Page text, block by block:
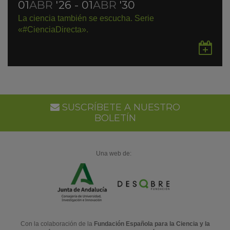
01ABR '26 - 01ABR '30
La ciencia también se escucha. Serie
«#CienciaDirecta».
en
SUSCRÍBETE A NUESTRO
BOLETÍN
Una web de:
Con la colaboración de la Fundación Española para la Ciencia y la